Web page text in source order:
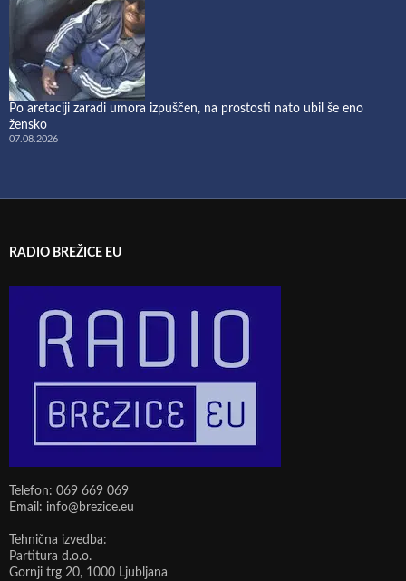
Po aretaciji zaradi umora izpuščen, na prostosti nato ubil še eno
žensko
07.08.2026
RADIO BREŽICE EU
Telefon: 069 669 069
Email: info@brezice.eu
Tehnična izvedba:
Partitura d.o.o.
Gornji trg 20, 1000 Ljubljana